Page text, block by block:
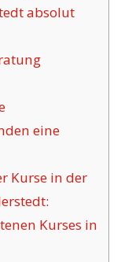
absolut
eine
Kurse in der
Kurses in